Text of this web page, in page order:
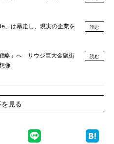
」は暴走し、現実の企業を
読む
略」へ サウジ巨大金融街
像
読む
見る